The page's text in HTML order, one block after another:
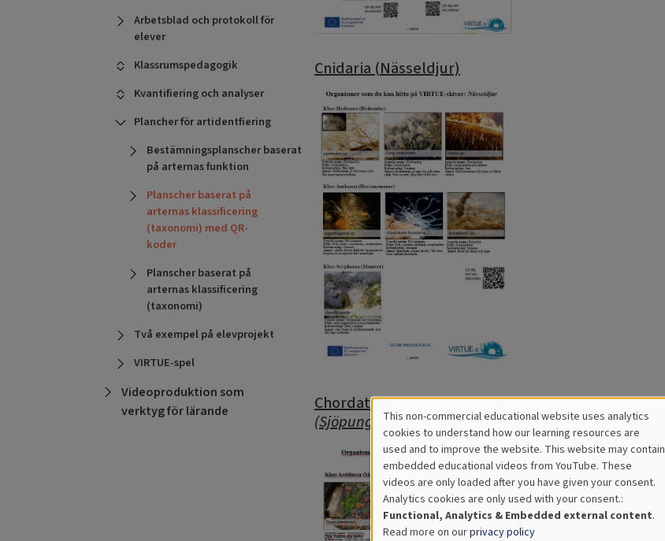
Cnidaria (Nässeldjur)
Chordata (Ryggsträngsdjur)
(Sjöpungar)
Arbetsblad och protokoll för
elever
Klassrumspedagogik
Kvantifiering och analyser
Plancher för artidentfiering
Bestämningsplanscher baserat
på arternas funktion
Planscher baserat på
arternas klassificering
(taxonomi) med QR-
koder
Planscher baserat på
arternas klassificering
(taxonomi)
Två exempel på elevprojekt
VIRTUE-spel
Videoproduktion som
verktyg för lärande
Cookies
for
Educational
Analytics
This non-commercial educational website uses analytics
cookies to understand how our learning resources are
used and to improve the website. This website may contain
embedded educational videos from YouTube. These
videos are only loaded after you have given your consent.
Analytics cookies are only used with your consent.:
Functional, Analytics & Embedded external content.
Read more on ourprivacy policy